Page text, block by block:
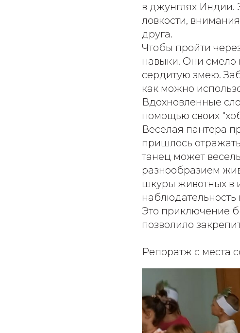
в джунглях Индии.
ловкости,
друга.
Чтобы пройти
навыки. Они смело
сердитую змею.
как можно
Вдохновленные
помощью своих
Веселая пантера
пришлось
танец может
разнообразием
шкуры животных в
Это приключение
позволило
Репоратж с места